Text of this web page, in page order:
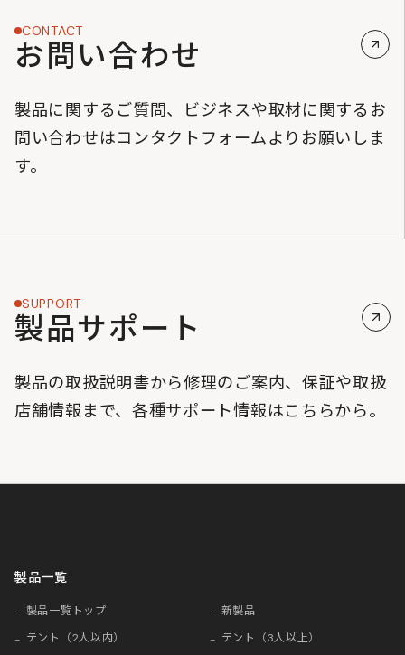
CONTACT
お問い合わせ
製品に関するご質問、ビジネスや取材に関するお
問い合わせはコンタクトフォームよりお願いしま
す。
SUPPORT
製品サポート
製品の取扱説明書から修理のご案内、保証や取扱
店舗情報まで、各種サポート情報はこちらから。
製品一覧
製品一覧トップ
新製品
テント（2人以内）
テント（3人以上）